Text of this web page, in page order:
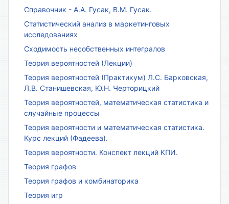
Справочник - А.А. Гусак, В.М. Гусак.
Статистический анализ в маркетинговых
исследованиях
Сходимость несобственных интегралов
Теория вероятностей (Лекции)
Теория вероятностей (Практикум) Л.С. Барковская,
Л.В. Станишевская, Ю.Н. Черторицкий
Теория вероятностей, математическая статистика и
случайные процессы
Теория вероятности и математическая статистика.
Курс лекций (Фадеева).
Теория вероятности. Конспект лекций КПИ.
Теория графов
Теория графов и комбинаторика
Теория игр